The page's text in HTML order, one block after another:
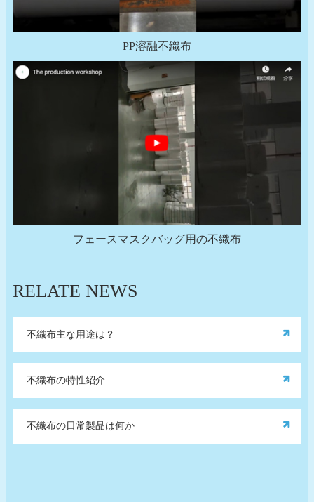
PP溶融不織布
フェースマスクバッグ用の不織布
RELATE NEWS
不織布主な用途は？
不織布の特性紹介
不織布の日常製品は何か